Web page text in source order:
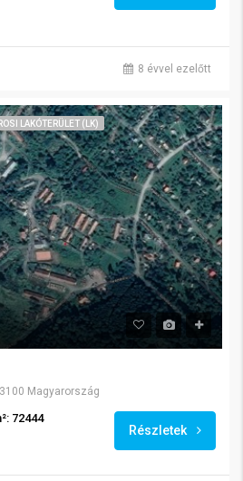
8 évvel ezelőtt
LAKÓTERÜLET (LK)
Magyarország
72444
Részletek